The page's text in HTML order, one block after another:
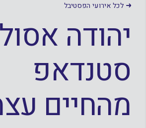
לכל אירועי הפסטיבל
יהודה
סטנדאפ
מהחיים